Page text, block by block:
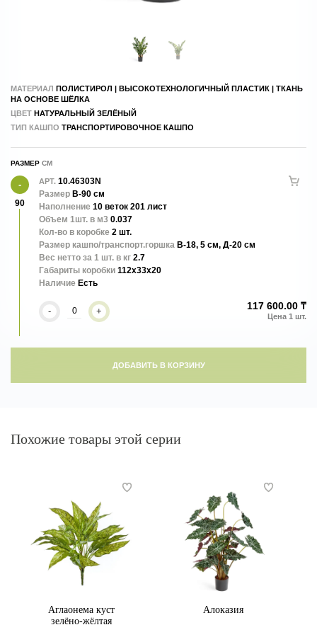
МАТЕРИАЛ ПОЛИСТИРОЛ | ВЫСОКОТЕХНОЛОГИЧНЫЙ ПЛАСТИК | ТКАНЬ
НА ОСНОВЕ ШЁЛКА
ЦВЕТ НАТУРАЛЬНЫЙ ЗЕЛЁНЫЙ
ТИП КАШПО ТРАНСПОРТИРОВОЧНОЕ КАШПО
РАЗМЕР
90
АРТ. 10.46303N
Размер В-90 см
Наполнение 10 веток 201 лист
Объем 1шт. в м3 0.037
Кол-во в коробке 2 шт.
Размер кашпо/транспорт.горшка В-18, 5 см, Д-20 см
Вес нетто за 1 шт. в кг 2.7
Габариты коробки 112x33x20
Наличие Есть
- + 117 600.00 ₸
ДОБАВИТЬ В КОРЗИНУ
Похожие товары этой серии
Аглаонема куст
зелёно-жёлтая
Алоказия